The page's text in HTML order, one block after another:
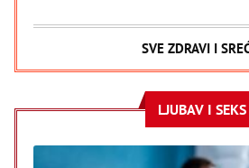
SVE ZDRAVI I
LJUBAV I SEKS